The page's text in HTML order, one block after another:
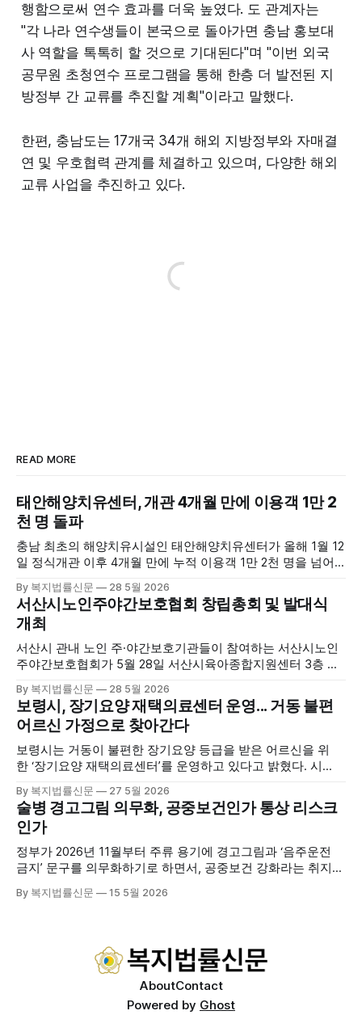
행함으로써 연수 효과를 더욱 높였다. 도 관계자는
"각 나라 연수생들이 본국으로 돌아가면 충남 홍보대
사 역할을 톡톡히 할 것으로 기대된다"며 "이번 외국
공무원 초청연수 프로그램을 통해 한층 더 발전된 지
방정부 간 교류를 추진할 계획"이라고 말했다.
한편, 충남도는 17개국 34개 해외 지방정부와 자매결
연 및 우호협력 관계를 체결하고 있으며, 다양한 해외
교류 사업을 추진하고 있다.
READ MORE
태안해양치유센터, 개관 4개월 만에 이용객 1만 2
천 명 돌파
충남 최초의 해양치유시설인 태안해양치유센터가 올해 1월 12
일 정식개관 이후 4개월 만에 누적 이용객 1만 2천 명을 넘어
양자원을 활용한 맞춤형 프로그램과 차별화된 웰니스 콘텐츠
를 선보이며 관광객과 군민의 발길을 끌고 있다. 센터는 염지
하수, 피트 등 태안의 청정 해양자원을 활용해 몸과 마음의 회
복을 돕는 다양한 프로그램을 운영하고
By 복지법률신문 28 5월 2026
서산시노인주야간보호협회 창립총회 및 발대식
개최
서산시 관내 노인 주·야간보호기관들이 참여하는 서산시노인
주야간보호협회가 5월 28일 서산시육아종합지원센터 3층 공
행사에는 서산시 관내 주·야간보호기관 관계자와 종사자, 유관
기관 내빈 등 약 100여명이 참석했으며, 서산시청 관계자, 서
산시노인복지시설협회, 서산시재가복지협회, 서산시사회복지
사협회 등 지역 노인복지 관련 기관 관계자들이 함께해 협회
출범을 축하했다. 서산시노인주야간보호협회는 서산시 소재
By 복지법률신문 28 5월 2026
보령시, 장기요양 재택의료센터 운영... 거동 불편
어르신 가정으로 찾아간다
보령시는 거동이 불편한 장기요양 등급을 받은 어르신을 위
한 ‘장기요양 재택의료센터’를 운영하고 있다고 밝혔다. 시
고 본격적인 서비스 제공에 나서고 있다. 재택의료센터
는 (한)의사가 거동 불편으로 의료기관 이용이 어렵다고 판단
한 장기요양 등급자를 대상으로, (한)의사·간호사·사회복지사
로 구성된 다학제 팀이 직접 가정을 방문해 건강관리서비스
를 제공하는
By 복지법률신문 27 5월 2026
술병 경고그림 의무화, 공중보건인가 통상 리스크
인가
정부가 2026년 11월부터 주류 용기에 경고그림과 ‘음주운전
금지’ 문구를 의무화하기로 하면서, 공중보건 강화라는 취지와
도는 국제 통상 규범, 영세업체 부담, 소비자 선택권 등 다양한
By 복지법률신문 15 5월 2026
AboutContact
Powered by Ghost